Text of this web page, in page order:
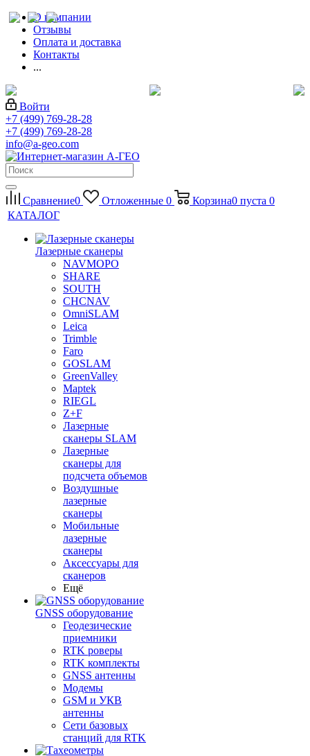
О компании
Отзывы
Оплата и доставка
Контакты
...
Войти
+7 (499) 769-28-28
+7 (499) 769-28-28
info@a-geo.com
Сравнение0 Отложенные 0 Корзина0 пуста 0
КАТАЛОГ
Лазерные сканеры
NAVMOPO
SHARE
SOUTH
CHCNAV
OmniSLAM
Leica
Trimble
Faro
GOSLAM
GreenValley
Maptek
RIEGL
Z+F
Лазерные
сканеры SLAM
Лазерные
сканеры для
подсчета объемов
Воздушные
лазерные
сканеры
Мобильные
лазерные
сканеры
Аксессуары для
сканеров
Ещё
GNSS оборудование
Геодезические
приемники
RTK роверы
RTK комплекты
GNSS антенны
Модемы
GSM и УКВ
антенны
Сети базовых
станций для RTK